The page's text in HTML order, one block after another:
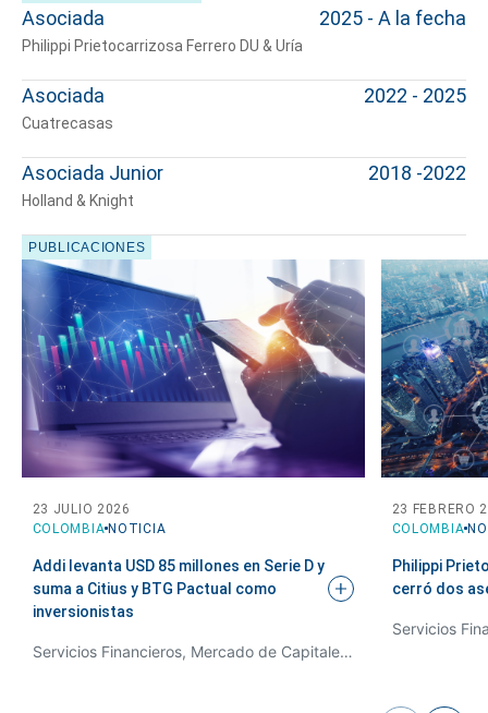
Cuéntanos, ¿Cómo
te podemos ayudar?
Asociada
Philippi Prietocarrizosa Ferrero DU & Uría
2025 - A la fecha
Asociada
Cuatrecasas
2022 - 2025
Asociada Junior
Holland & Knight
2018 -2022
PUBLICACIONES
COLOMBIA NOTICIA
23 JULIO 2026
Addi levanta USD 85 millones en Serie D y
suma a Citius y BTG Pactual como
inversionistas
Servicios Financieros, Mercado de Capitales y Derecho Bancario
COLOMBIA
23 FEBRERO
Philippi
cerró dos